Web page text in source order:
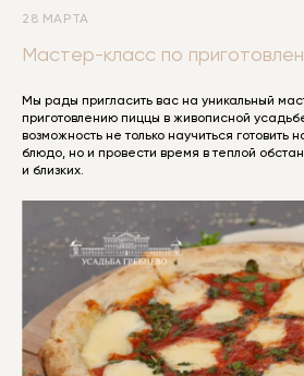
28 МАРТА
Мастер-класс по
Мы рады пригласить вас на уникальный
приготовлению пиццы в живописной
возможность не только научиться готовить
блюдо, но и провести время в теплой
и близких.